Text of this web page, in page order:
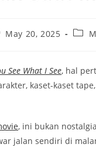
May 20, 2025
Post
See What I See, hal
kaset-kaset
, ini bukan
jalan sendiri di